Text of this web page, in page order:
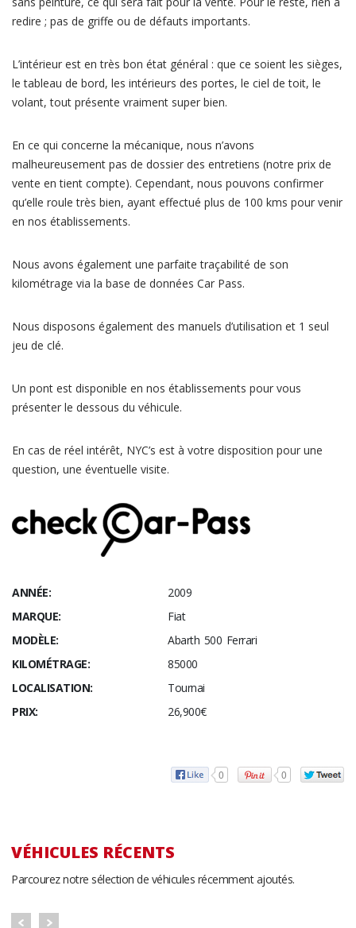
redire ; pas de griffe ou de défauts importants.
L’intérieur est en très bon état général : que ce soient les sièges,
le tableau de bord, les intérieurs des portes, le ciel de toit, le
volant, tout présente vraiment super bien.
En ce qui concerne la mécanique, nous n’avons
malheureusement pas de dossier des entretiens (notre prix de
vente en tient compte). Cependant, nous pouvons confirmer
qu’elle roule très bien, ayant effectué plus de 100 kms pour venir
en nos établissements.
Nous avons également une parfaite traçabilité de son
kilométrage via la base de données Car Pass.
Nous disposons également des manuels d’utilisation et 1 seul
jeu de clé.
Un pont est disponible en nos établissements pour vous
présenter le dessous du véhicule.
En cas de réel intérêt, NYC’s est à votre disposition pour une
question, une éventuelle visite.
ANNÉE:
2009
MARQUE:
Fiat
MODÈLE:
Abarth 500 Ferrari
KILOMÉTRAGE:
85000
LOCALISATION:
Tournai
PRIX:
26,900€
0 0
VÉHICULES RÉCENTS
Parcourez notre sélection de véhicules récemment ajoutés.